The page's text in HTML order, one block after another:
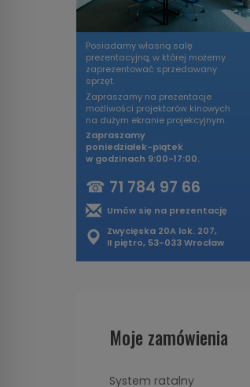
Posiadamy własną salę
prezentacyjną, w której możemy
zaprezentować sprzedawany
sprzęt.
Zapraszamy na prezentacje
możliwości projektorów kinowych
na dużym ekranie projekcyjnym.
Zapraszamy
poniedziałek-piątek
w godzinach 9:00-17:00.
☎ 71 784 97 66
Umów się na prezentację
Zwycięska 20A lok. 207,
II piętro, 53-033 Wrocław
Moje zamówienia
System ratalny